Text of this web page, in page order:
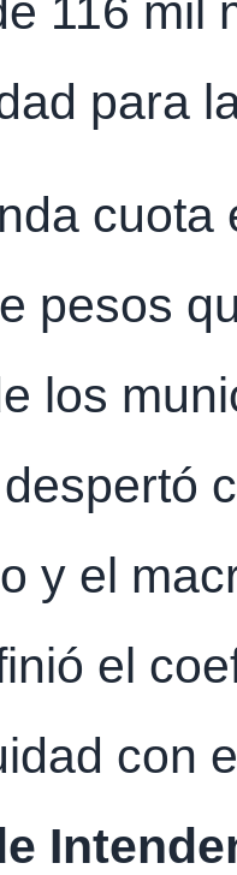
116 mil
para
cuota
pesos
los
y el
el
con